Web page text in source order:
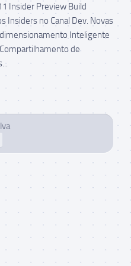
Insider Preview Build
Insiders no Canal Dev. Novas
Inteligente
de